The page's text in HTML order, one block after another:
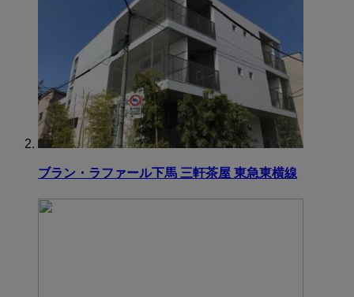
ブラン・ラファール下馬 三軒茶屋 東急東横線